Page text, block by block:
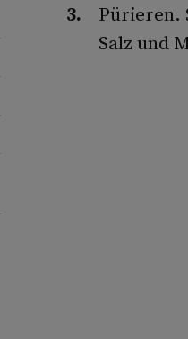
Pürieren.
Salz und